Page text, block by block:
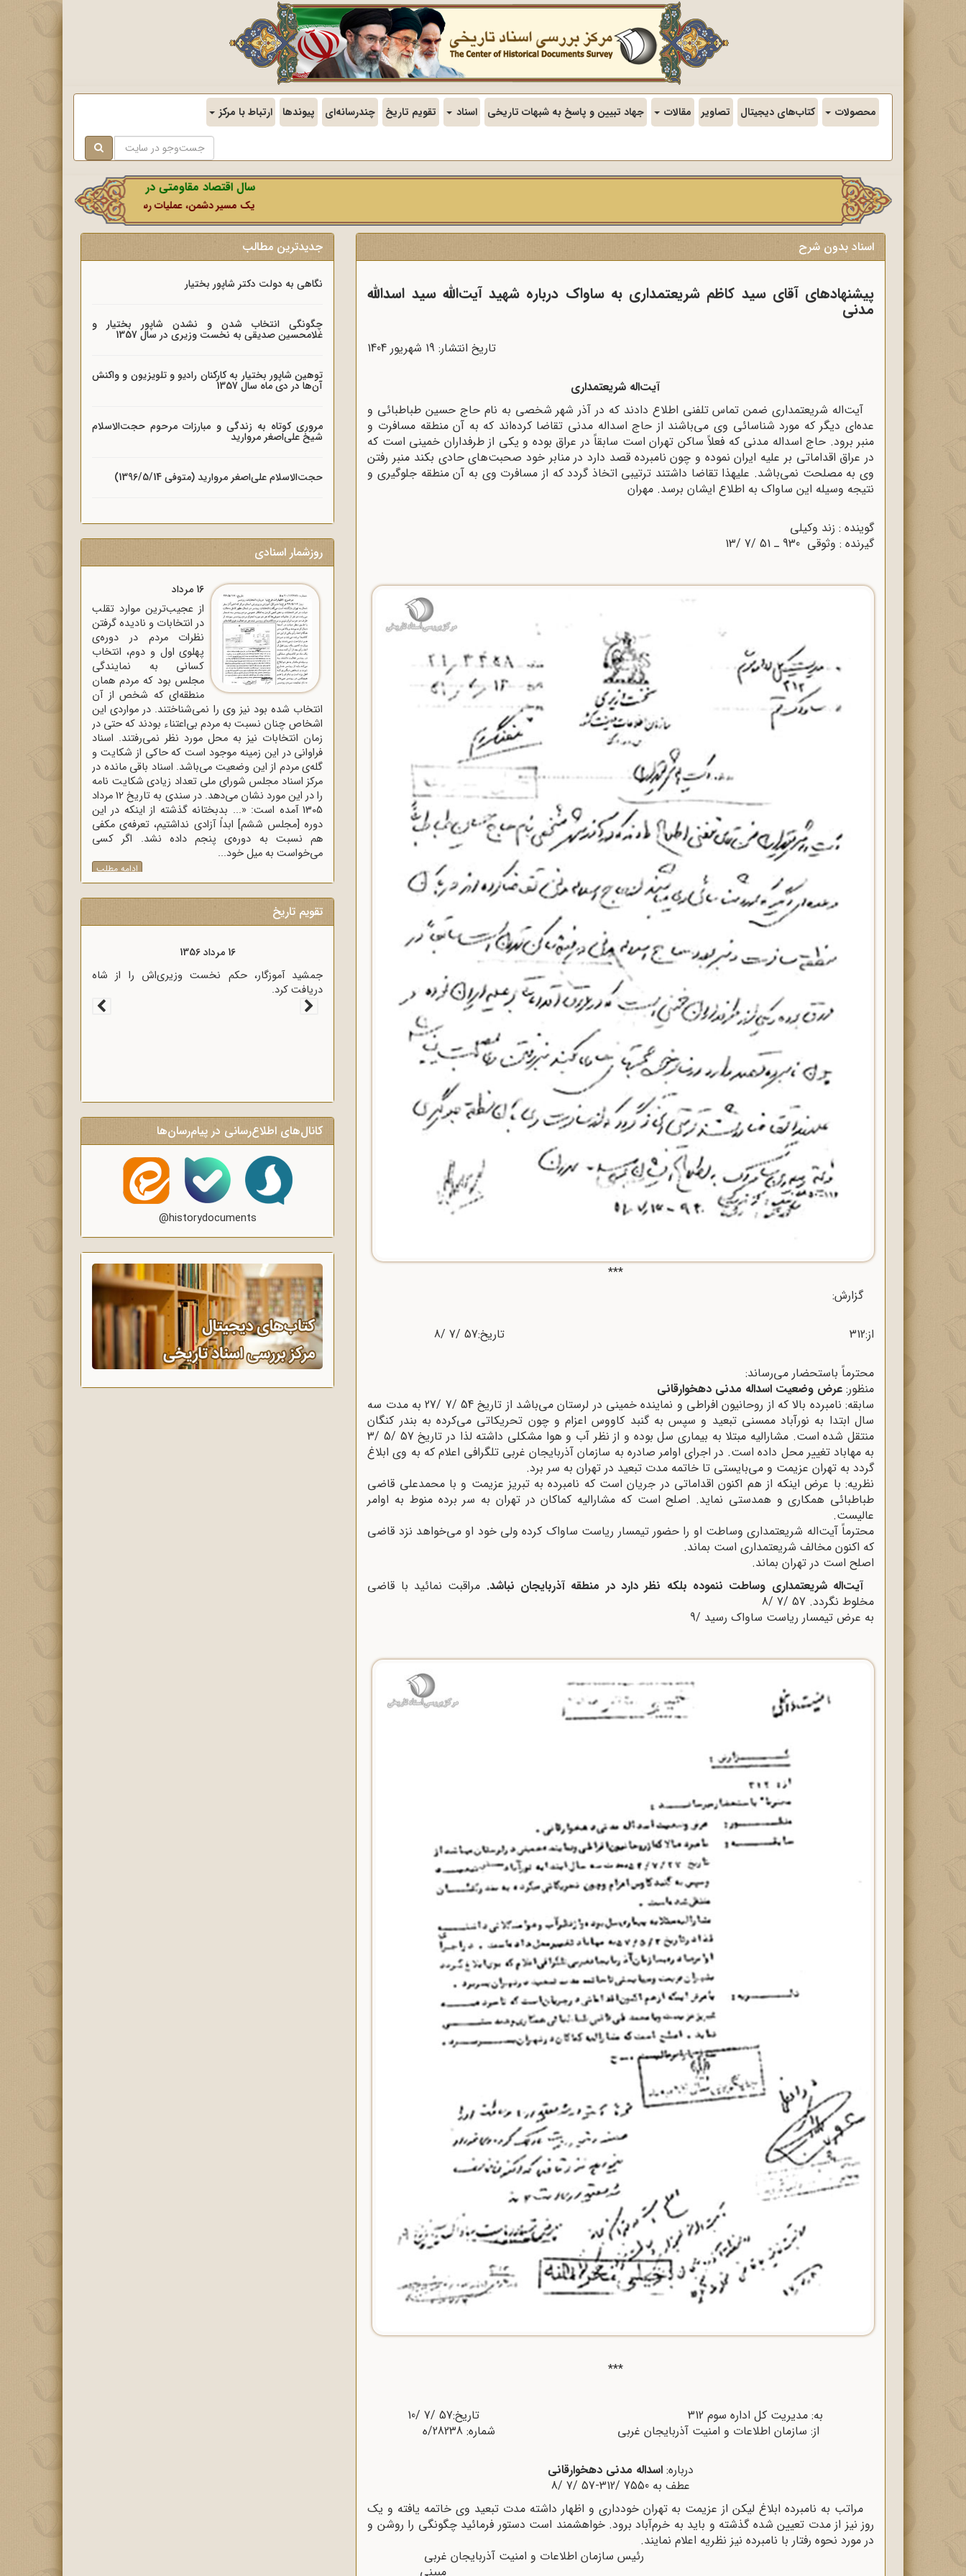
محصولات کتاب‌های دیجیتال تصاویر مقالات جهاد تبیین و پاسخ به شبهات تاریخی اسناد تقویم تاریخ چندرسانه‌ای پیوندها ارتباط با مرکز
سال اقتصاد مقاومتی در سایه وحدت ملی و امنیت ملی.
یک مسیر دشمن، عملیات رسانه‌ای او است که در این ایام بطور
اسناد بدون شرح
پیشنهادهای آقای سید کاظم شریعتمداری به ساواک درباره شهید آیت‌الله سید اسدالله
مدنی
تاریخ انتشار: 19 شهريور 1404
آیت‌اله شریعتمداری
آیت‌اله شریعتمدارى ضمن تماس تلفنى اطلاع دادند که در آذر شهر شخصى به نام حاج حسین طباطبائى و
عده‌ای دیگر که مورد شناسائى وى می‌باشند از حاج اسداله مدنى تقاضا کرده‌اند که به آن منطقه مسافرت و
منبر برود. حاج اسداله مدنى که فعلاً ساکن تهران است سابقاً در عراق بوده و یکى از طرفداران خمینى است که
در عراق اقداماتى بر علیه ایران نموده و چون نامبرده قصد دارد در منابر خود صحبت‌های حادى بکند منبر رفتن
وى به مصلحت نمی‌باشد. علیهذا تقاضا داشتند ترتیبى اتخاذ گردد که از مسافرت وى به آن منطقه جلوگیرى و
نتیجه وسیله این ساواک به اطلاع ایشان برسد. مهران
گوینده : زند وکیلى
گیرنده : وثوقى 930 ـ 51 /7 /13
***
گزارش:
از:312 تاریخ:57 /7 /8
محترماً باستحضار می‌رساند:
منظور: عرض وضعیت اسداله مدنی دهخوارقانی
سابقه: نامبرده بالا که از روحانیون افراطی و نماینده خمینی در لرستان می‌باشد از تاریخ 54 /7 /27 به مدت سه
سال ابتدا به نورآباد ممسنی تبعید و سپس به گنبد کاووس اعزام و چون تحریکاتی می‌کرده به بندر کنگان
منتقل شده است. مشارالیه مبتلا به بیماری سل بوده و از نظر آب و هوا مشکلی داشته لذا در تاریخ 57 /5 /3
به مهاباد تغییر محل داده است. در اجرای اوامر صادره به سازمان آذربایجان غربی تلگرافی اعلام که به وی ابلاغ
گردد به تهران عزیمت و می‌بایستی تا خاتمه مدت تبعید در تهران به سر برد.
نظریه: با عرض اینکه از هم‌ اکنون اقداماتی در جریان است که نامبرده به تبریز عزیمت و با محمدعلی قاضی
طباطبائی همکاری و همدستی نماید. اصلح است که مشارالیه کماکان در تهران به سر برده منوط به اوامر
عالیست.
محترماً آیت‌اله شریعتمداری وساطت او را حضور تیمسار ریاست ساواک کرده ولی خود او می‌خواهد نزد قاضی
که اکنون مخالف شریعتمداری است بماند.
اصلح است در تهران بماند.
آیت‌اله شریعتمداری وساطت ننموده بلکه نظر دارد در منطقه آذربایجان نباشد. مراقبت نمائید با قاضی
مخلوط نگردد. 57 /7 /8
به عرض تیمسار ریاست ساواک رسید /9
***
به: مدیریت کل اداره سوم 312 تاریخ:57 /7 /10
از: سازمان اطلاعات و امنیت آذربایجان غربی شماره: 28238/ه‌
درباره: اسداله مدنی دهخوارقانی
عطف به 7550 /312-57 /7 /8
مراتب به نامبرده ابلاغ لیکن از عزیمت به تهران خودداری و اظهار داشته مدت تبعید وی خاتمه یافته و یک
روز نیز از مدت تعیین شده گذشته و باید به خرم‌آباد برود. خواهشمند است دستور فرمائید چگونگی را روشن و
در مورد نحوه رفتار با نامبرده نیز نظریه اعلام نمایند.
رئیس سازمان اطلاعات و امنیت آذربایجان غربی
مبینی
جدیدترین مطالب
نگاهی به دولت دکتر شاپور بختیار
چگونگی انتخاب شدن و نشدن شاپور بختیار و
غلامحسین صدیقی به نخست وزیری در سال 1357
توهین شاپور بختیار به کارکنان رادیو و تلویزیون و واکنش
آن‌ها در دی ماه سال 1357
مروری کوتاه به زندگی و مبارزات مرحوم حجت‌الاسلام
شیخ علی‌اصغر مروارید
حجت‌الاسلام علی‌اصغر مروارید (متوفی 1396/5/14)
روزشمار اسنادی
16 مرداد
از عجیب‌ترین موارد تقلب
در انتخابات و نادیده گرفتن
نظرات مردم در دوره‌ی
پهلوی اول و دوم، انتخاب
کسانی به نمایندگی
مجلس بود که مردم همان
منطقه‌ای که شخص از آن
انتخاب شده بود نیز وی را نمی‌شناختند. در مواردی این
اشخاص چنان نسبت به مردم بی‌اعتناء بودند که حتی در
زمان انتخابات نیز به محل مورد نظر نمی‌رفتند. اسناد
فراوانی در این زمینه موجود است که حاکی از شکایت و
گله‌ی مردم از این وضعیت می‌باشد. اسناد باقی مانده در
مرکز اسناد مجلس شورای ملی تعداد زیادی شکایت نامه
را در این مورد نشان می‌دهد. در سندی به تاریخ 12 مرداد
1305 آمده است: «... بدبختانه گذشته از اینکه در این
دوره [مجلس ششم] ابداً آزادی نداشتیم، تعرفه‌ی مکفی
هم نسبت به دوره‌ی پنجم داده نشد. اگر کسی
می‌خواست به میل خود...
ادامه مطلب
تقویم تاریخ
16 مرداد 1357
آغاز سخنرانی‌های انتقادی و روشنگر وعاظ در لبیک به
پیام امام به وعاظ و روحانیون برای روشنگری و
آگاه‌سازی در منبرهای ماه رمضان.
کانال‌های اطلاع‌رسانی در پیام‌رسان‌ها
@historydocuments